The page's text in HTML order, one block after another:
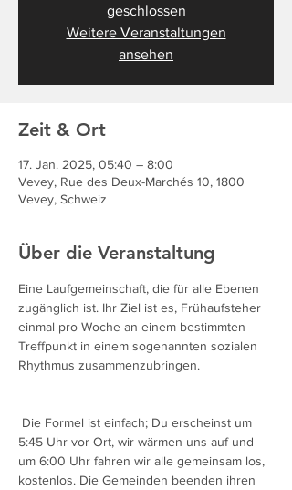
geschlossen
Weitere Veranstaltungen
ansehen
Zeit & Ort
17. Jan. 2025, 05:40 – 8:00
Vevey, Rue des Deux-Marchés 10, 1800
Vevey, Schweiz
Über die Veranstaltung
Eine Laufgemeinschaft, die für alle Ebenen
zugänglich ist. Ihr Ziel ist es, Frühaufsteher
einmal pro Woche an einem bestimmten
Treffpunkt in einem sogenannten sozialen
Rhythmus zusammenzubringen.
5:45 Uhr vor Ort, wir wärmen uns auf und
um 6:00 Uhr fahren wir alle gemeinsam los,
kostenlos. Die Gemeinden beenden ihren